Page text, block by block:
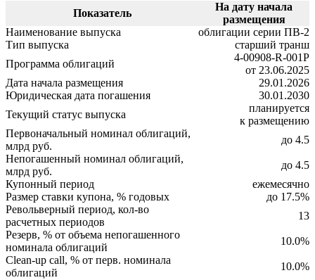
Показатель
На дату начала
размещения
Наименование выпуска
облигации серии ПВ-2
Тип выпуска
старший транш
Программа облигаций
4-00908-R-001P
от 23.06.2025
Дата начала размещения
29.01.2026
Юридическая дата погашения
30.01.2030
Текущий статус выпуска
планируется
к размещению
Первоначальный номинал облигаций,
млрд руб.
до 4.5
Непогашенный номинал облигаций,
млрд руб.
до 4.5
Купонный период
ежемесячно
Размер ставки купона, % годовых
до 17.5%
Револьверный период, кол-во
расчетных периодов
13
Резерв, % от объема непогашенного
номинала облигаций
10.0%
Clean-up call, % от перв. номинала
облигаций
10.0%